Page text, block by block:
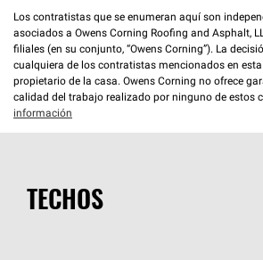
Los contratistas que se enumeran aquí son
asociados a Owens Corning Roofing and Asphalt,
filiales (en su conjunto, “Owens Corning”). La
cualquiera de los contratistas mencionados en esta
propietario de la casa. Owens Corning no ofrece
calidad del trabajo realizado por ninguno de estos
información
TECHOS